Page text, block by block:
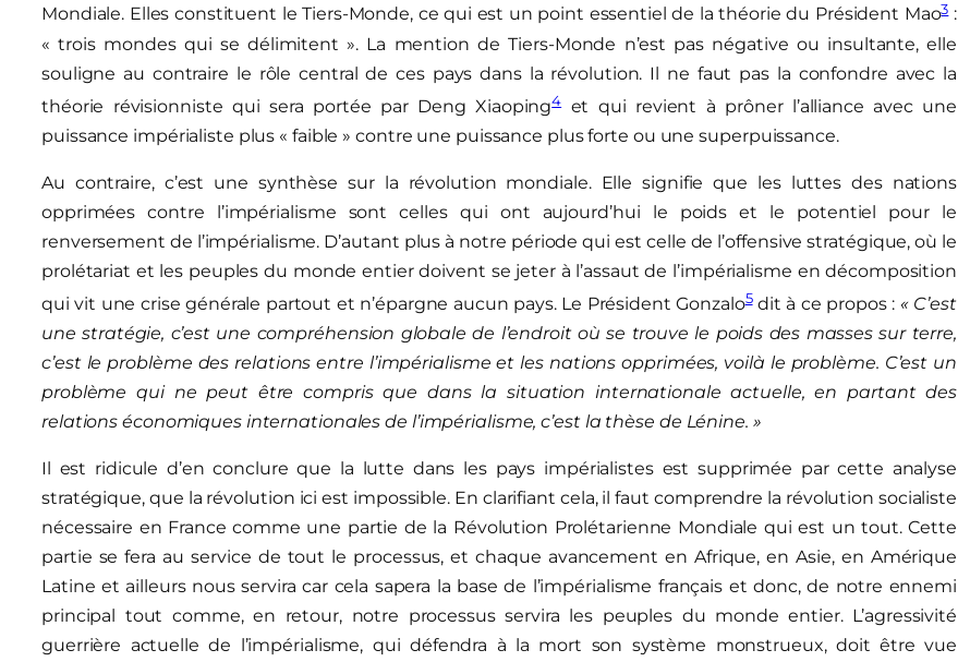
Mondiale. Elles constituent le Tiers-Monde, ce qui est un point essentiel de la théorie du Président Mao3:
« trois mondes qui se délimitent ». La mention de Tiers-Monde n’est pas négative ou insultante, elle
souligne au contraire le rôle central de ces pays dans la révolution. Il ne faut pas la confondre avec la
théorie révisionniste qui sera portée par Deng Xiaoping4et qui revient à prôner l’alliance avec une
puissance impérialiste plus « faible » contre une puissance plus forte ou une superpuissance.
Au contraire, c’est une synthèse sur la révolution mondiale. Elle signifie que les luttes des nations
opprimées contre l’impérialisme sont celles qui ont aujourd’hui le poids et le potentiel pour le
renversement de l’impérialisme. D’autant plus à notre période qui est celle de l’offensive stratégique, où le
prolétariat et les peuples du monde entier doivent se jeter à l’assaut de l’impérialisme en décomposition
qui vit une crise générale partout et n’épargne aucun pays. Le Président Gonzalo5dit à ce propos : « C’est
une stratégie, c’est une compréhension globale de l’endroit où se trouve le poids des masses sur terre,
c’est le problème des relations entre l’impérialisme et les nations opprimées, voilà le problème. C’est un
problème qui ne peut être compris que dans la situation internationale actuelle, en partant des
relations économiques internationales de l’impérialisme, c’est la thèse de Lénine. »
Il est ridicule d’en conclure que la lutte dans les pays impérialistes est supprimée par cette analyse
stratégique, que la révolution ici est impossible. En clarifiant cela, il faut comprendre la révolution socialiste
nécessaire en France comme une partie de la Révolution Prolétarienne Mondiale qui est un tout. Cette
partie se fera au service de tout le processus, et chaque avancement en Afrique, en Asie, en Amérique
Latine et ailleurs nous servira car cela sapera la base de l’impérialisme français et donc, de notre ennemi
principal tout comme, en retour, notre processus servira les peuples du monde entier. L’agressivité
guerrière actuelle de l’impérialisme, qui défendra à la mort son système monstrueux, doit être vue